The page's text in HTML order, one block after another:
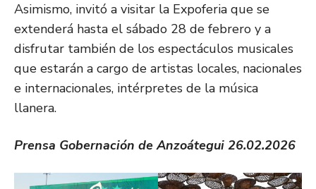
Asimismo, invitó a visitar la Expoferia que se
extenderá hasta el sábado 28 de febrero y a
disfrutar también de los espectáculos musicales
que estarán a cargo de artistas locales, nacionales
e internacionales, intérpretes de la música
llanera.
Prensa Gobernación de Anzoátegui 26.02.2026